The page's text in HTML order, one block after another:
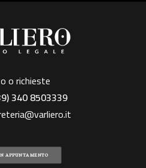
o richieste
340 8503339
APPUNTAMENTO